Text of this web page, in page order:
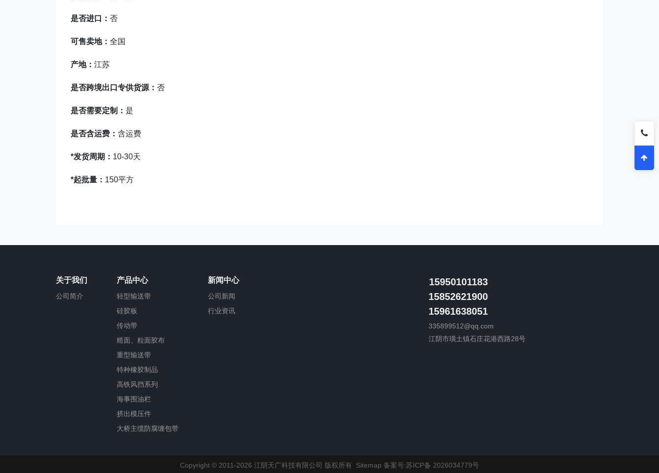
是否进口： 否
可售卖地： 全国
产地： 江苏
是否跨境出口专供货源： 否
是否需要定制： 是
是否含运费： 含运费
*发货周期： 10-30天
*起批量： 150平方
关于我们
公司简介
产品中心
轻型输送带
硅胶板
传动带
糙面、粒面胶布
重型输送带
特种橡胶制品
高铁风挡系列
海事围油栏
挤出模压件
大桥主缆防腐缠包带
新闻中心
公司新闻
行业资讯
15950101183
15852621900
15961638051
335899512@qq.com
江阴市璜土镇石庄花港西路28号
Copyright © 2011-2026 江阴天广科技有限公司 版权所有 Sitemap 备案号:苏ICP备 2026034779号